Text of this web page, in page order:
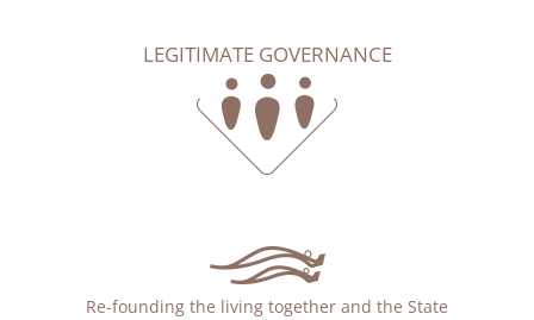
LEGITIMATE GOVERNANCE
Re-founding the living together and the State